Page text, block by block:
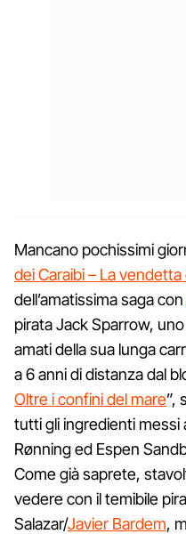
Mancano pochissimi
dei Caraibi – La vendetta
dell’amatissima saga con
pirata Jack Sparrow,
amati della sua lunga
a 6 anni di distanza dal
Oltre i confini del mare”,
tutti gli ingredienti messi
Rønning ed Espen
Come già saprete,
vedere con il temibile
Salazar/Javier Bardem,